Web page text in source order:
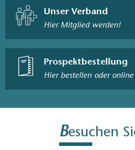
Unser Verband
Hier Mitglied werden!
Prospektbestellung
Hier bestellen oder
Besuchen